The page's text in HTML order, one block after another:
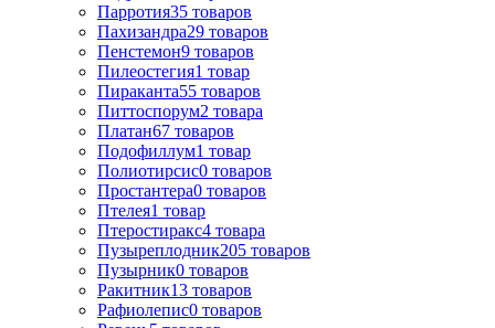
Парротия35 товаров
Пахизандра29 товаров
Пенстемон9 товаров
Пилеостегия1 товар
Пираканта55 товаров
Питтоспорум2 товара
Платан67 товаров
Подофиллум1 товар
Полиотирсис0 товаров
Простантера0 товаров
Птелея1 товар
Птеростиракс4 товара
Пузыреплодник205 товаров
Пузырник0 товаров
Ракитник13 товаров
Рафиолепис0 товаров